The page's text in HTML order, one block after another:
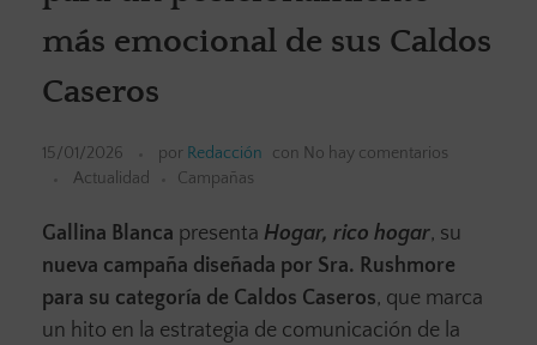
más emocional de sus Caldos
Caseros
15/01/2026 por Redacción con No hay comentarios
Actualidad
Campañas
Gallina Blanca presenta Hogar, rico hogar, su
nueva campaña diseñada por Sra. Rushmore
para su categoría de Caldos Caseros, que marca
un hito en la estrategia de comunicación de la